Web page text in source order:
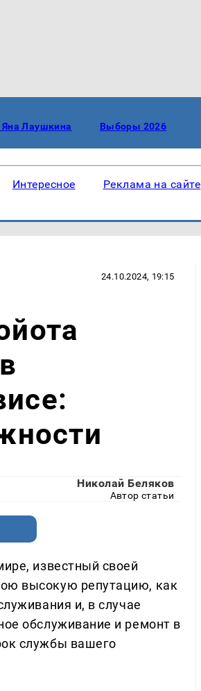
Лаушкина Выборы 2026
Интересное Реклама на сайте
24.10.2024, 19:15
Николай Беляков
Автор статьи
известный своей
высокую репутацию, как
и, в случае
обслуживание и ремонт в
службы вашего